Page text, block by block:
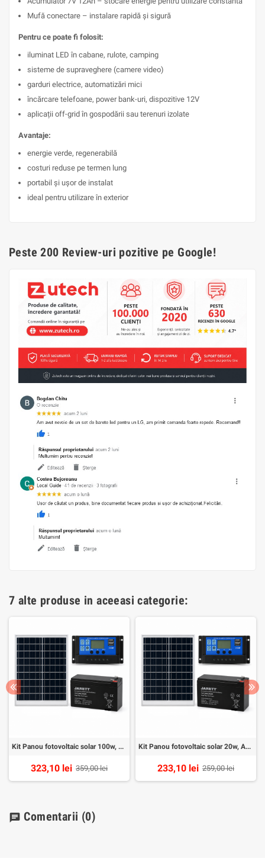
Mufă conectare – instalare rapidă și sigură
Pentru ce poate fi folosit:
iluminat LED în cabane, rulote, camping
sisteme de supraveghere (camere video)
garduri electrice, automatizări mici
încărcare telefoane, power bank-uri, dispozitive 12V
aplicații off-grid în gospodării sau terenuri izolate
Avantaje:
energie verde, regenerabilă
costuri reduse pe termen lung
portabil și ușor de instalat
ideal pentru utilizare în exterior
Peste 200 Review-uri pozitive pe Google!
7 alte produse in aceeasi categorie:
Kit Panou fotovoltaic solar 100w, Acumulator 12v7Ah, Controler 30A
323,10 lei 359,00 lei
Kit Panou fotovoltaic solar 20w, Acumulator 12v7Ah, Controler 10A
233,10 lei 259,00 lei
chat Comentarii (0)